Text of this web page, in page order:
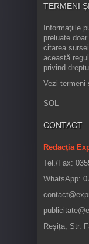
TERMENI
Informaţiile
preluate
citarea
această
privind
Vezi termeni
SOL
CONTACT
Redacția
Tel./Fax:
WhatsApp:
Reșița, Str.